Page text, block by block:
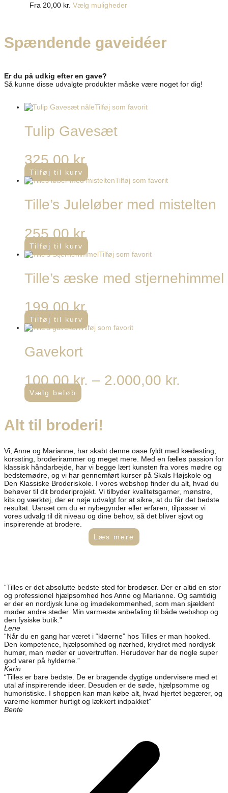
Fra 20,00 kr. Vælg muligheder
Spændende gaveidéer
Er du på udkig efter en gave?
Så kunne disse udvalgte produkter måske være noget for dig!
Tilføj som favorit
Tulip Gavesæt
325,00kr.
Tilføj til kurv
Tilføj som favorit
Tille’s Juleløber med mistelten
255,00kr.
Tilføj til kurv
Tilføj som favorit
Tille’s æske med stjernehimmel
199,00kr.
Tilføj til kurv
Tilføj som favorit
Gavekort
100,00kr. – 2.000,00 kr.
Vælg beløb
Alt til broderi!​
Vi, Anne og Marianne, har skabt denne oase fyldt med kædesting,
korssting, broderirammer og meget mere. Med en fælles passion for
klassisk håndarbejde, har vi begge lært kunsten fra vores mødre og
bedstemødre, og vi har gennemført kurser på Skals Højskole og
Den Klassiske Broderiskole. I vores webshop finder du alt, hvad du
behøver til dit broderiprojekt. Vi tilbyder kvalitetsgarner, mønstre,
kits og værktøj, der er nøje udvalgt for at sikre, at du får det bedste
resultat. Uanset om du er nybegynder eller erfaren, tilpasser vi
vores udvalg til dit niveau og dine behov, så det bliver sjovt og
inspirerende at brodere.
Læs mere
“Tilles er det absolutte bedste sted for brodøser. Der er altid en stor
og professionel hjælpsomhed hos Anne og Marianne. Og samtidig
er der en nordjysk lune og imødekommenhed, som man sjældent
møder andre steder. Min varmeste anbefaling til både webshop og
den fysiske butik."
Lene
“Når du en gang har været i “kløerne” hos Tilles er man hooked.
Den kompetence, hjælpsomhed og nærhed, krydret med nordjysk
humør, man møder er uovertruffen. Herudover har de nogle super
god varer på hylderne.”
Karin
“Tilles er bare bedste. De er bragende dygtige undervisere med et
utal af inspirerende ideer. Desuden er de søde, hjælpsomme og
humoristiske. I shoppen kan man købe alt, hvad hjertet begærer, og
varerne kommer hurtigt og lækkert indpakket”
Bente